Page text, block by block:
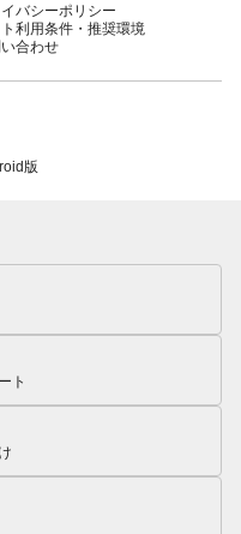
バシーポリシー
利用条件・推奨環境
合わせ
版
ト